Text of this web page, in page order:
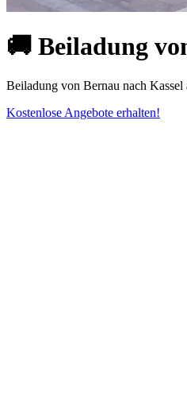
🚚 Beiladung
Beiladung von Bernau nach
Kostenlose Angebote erhalten!